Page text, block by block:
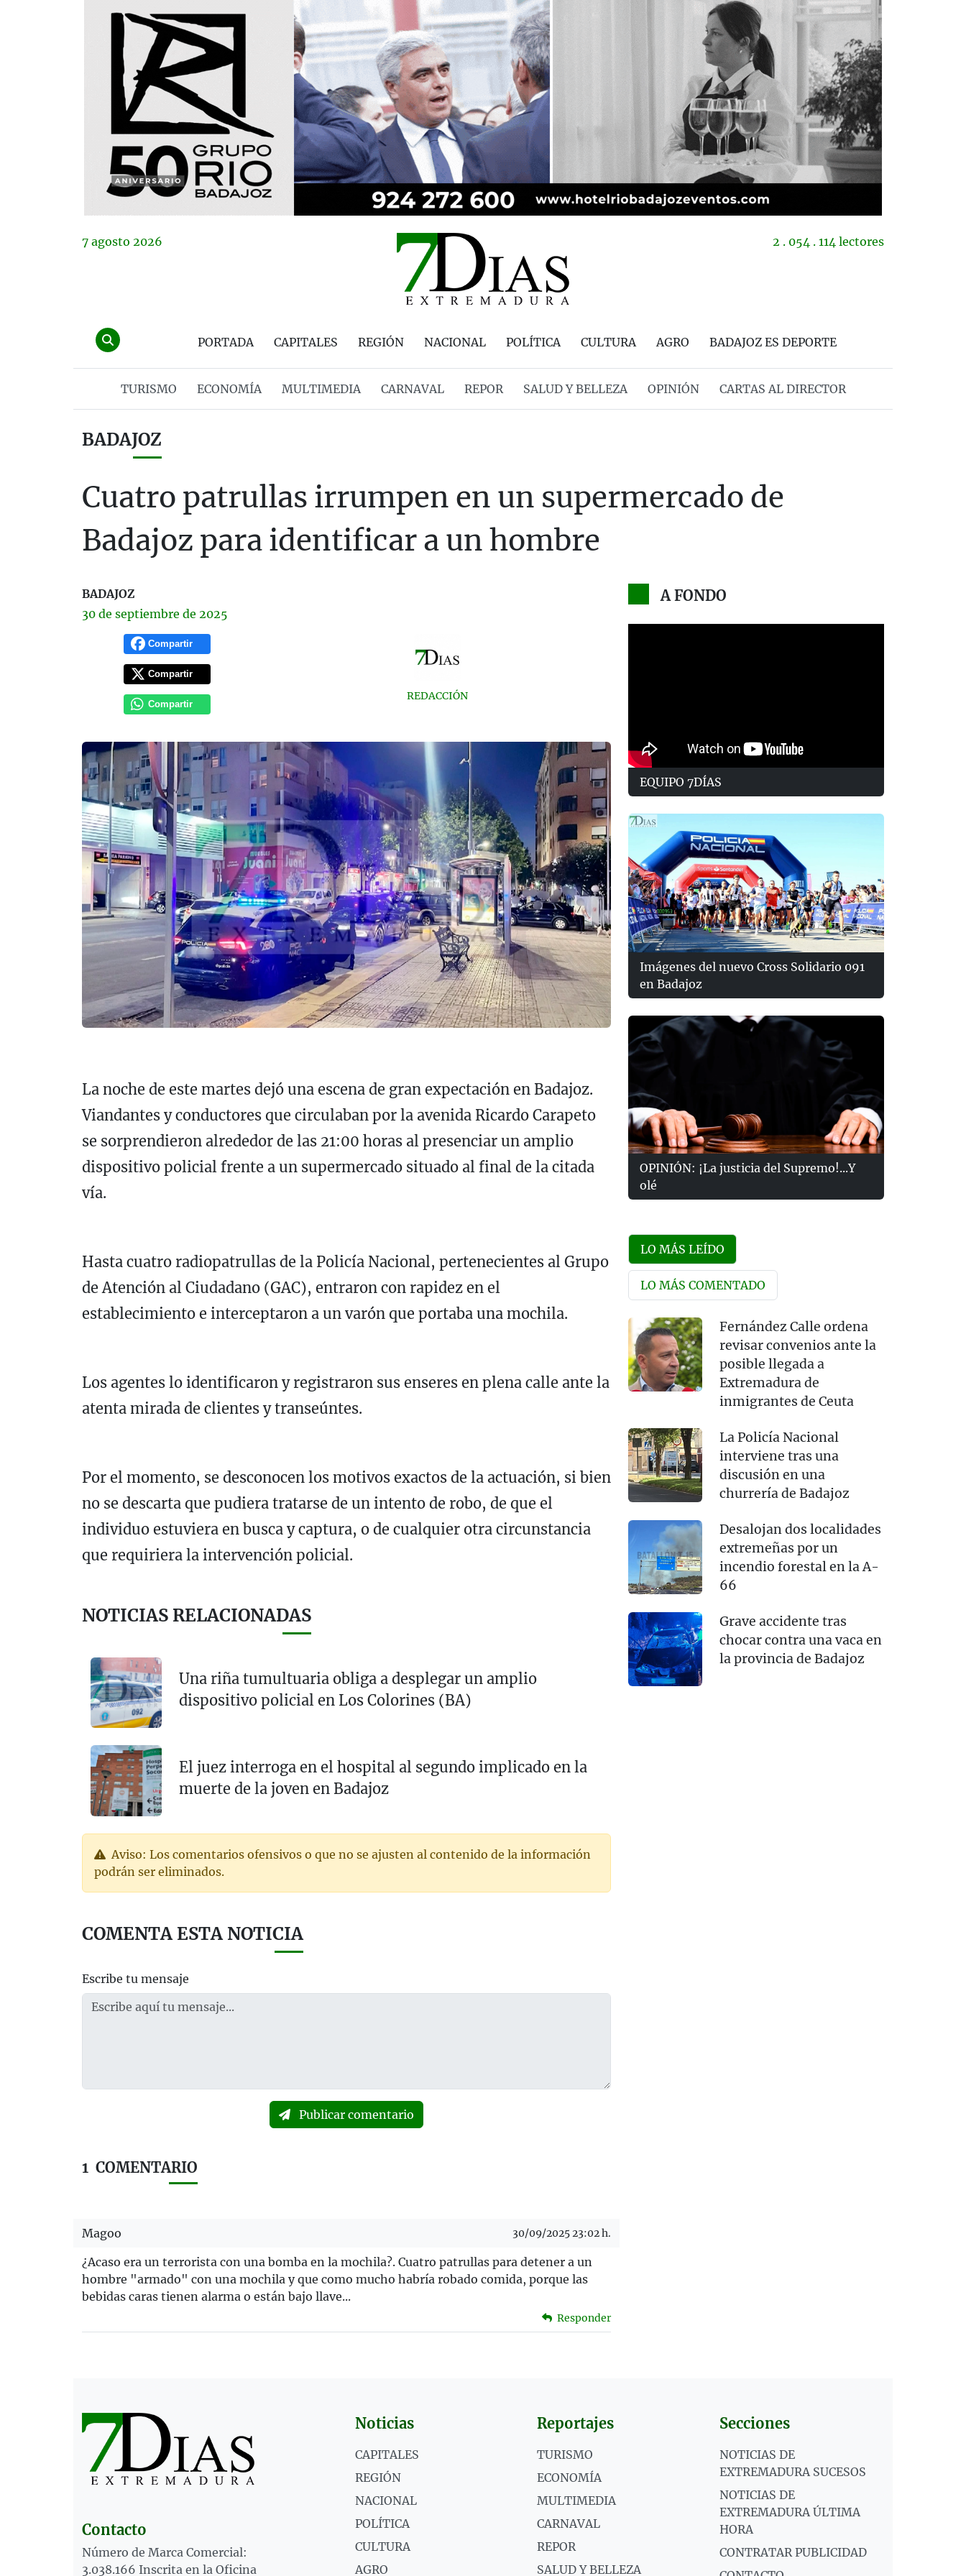
7 agosto 2026 2 . 054 . 114 lectores
PORTADA CAPITALES REGIÓN NACIONAL POLÍTICA CULTURA AGRO BADAJOZ ES DEPORTE
TURISMO ECONOMÍA MULTIMEDIA CARNAVAL REPOR SALUD Y BELLEZA OPINIÓN CARTAS AL DIRECTOR
BADAJOZ
Cuatro patrullas irrumpen en un supermercado de
Badajoz para identificar a un hombre
BADAJOZ
30 de septiembre de 2025
Compartir
Compartir
Compartir
REDACCIÓN
La noche de este martes dejó una escena de gran expectación en Badajoz.
Viandantes y conductores que circulaban por la avenida Ricardo Carapeto
se sorprendieron alrededor de las 21:00 horas al presenciar un amplio
dispositivo policial frente a un supermercado situado al final de la citada
vía.
Hasta cuatro radiopatrullas de la Policía Nacional, pertenecientes al Grupo
de Atención al Ciudadano (GAC), entraron con rapidez en el
establecimiento e interceptaron a un varón que portaba una mochila.
Los agentes lo identificaron y registraron sus enseres en plena calle ante la
atenta mirada de clientes y transeúntes.
Por el momento, se desconocen los motivos exactos de la actuación, si bien
no se descarta que pudiera tratarse de un intento de robo, de que el
individuo estuviera en busca y captura, o de cualquier otra circunstancia
que requiriera la intervención policial.
NOTICIAS RELACIONADAS
Una riña tumultuaria obliga a desplegar un amplio
dispositivo policial en Los Colorines (BA)
El juez interroga en el hospital al segundo implicado en la
muerte de la joven en Badajoz
Aviso: Los comentarios ofensivos o que no se ajusten al contenido de la información
podrán ser eliminados.
COMENTA ESTA NOTICIA
Escribe tu mensaje
Publicar comentario
1 COMENTARIO
Magoo 30/09/2025 23:02 h.
¿Acaso era un terrorista con una bomba en la mochila?. Cuatro patrullas para detener a un
hombre "armado" con una mochila y que como mucho habría robado comida, porque las
bebidas caras tienen alarma o están bajo llave...
Responder
A FONDO
EQUIPO 7DÍAS
Imágenes del nuevo Cross Solidario 091
en Badajoz
OPINIÓN: ¡La justicia del Supremo!...Y
olé
LO MÁS LEÍDO
LO MÁS COMENTADO
Fernández Calle ordena
revisar convenios ante la
posible llegada a
Extremadura de
inmigrantes de Ceuta
La Policía Nacional
interviene tras una
discusión en una
churrería de Badajoz
Desalojan dos localidades
extremeñas por un
incendio forestal en la A-
66
Grave accidente tras
chocar contra una vaca en
la provincia de Badajoz
Contacto
Número de Marca Comercial:
3.038.166 Inscrita en la Oficina
Noticias
CAPITALES
REGIÓN
NACIONAL
POLÍTICA
CULTURA
AGRO
Reportajes
TURISMO
ECONOMÍA
MULTIMEDIA
CARNAVAL
REPOR
SALUD Y BELLEZA
Secciones
NOTICIAS DE
EXTREMADURA SUCESOS
NOTICIAS DE
EXTREMADURA ÚLTIMA
HORA
CONTRATAR PUBLICIDAD